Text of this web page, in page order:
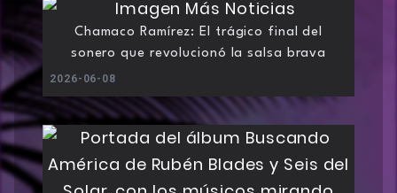
Chamaco Ramírez: El trágico final del
sonero que revolucionó la salsa brava
2026-06-08